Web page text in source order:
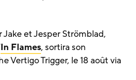
et Jesper Strömblad,
In Flames, sortira son
Vertigo Trigger, le 18 août via